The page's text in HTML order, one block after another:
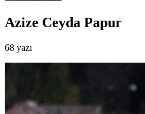
Azize Ceyda Papur
68 yazı